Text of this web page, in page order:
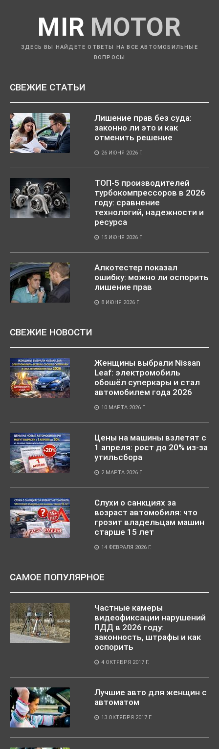
MIR MOTOR
ЗДЕСЬ ВЫ НАЙДЕТЕ ОТВЕТЫ НА ВСЕ АВТОМОБИЛЬНЫЕ
ВОПРОСЫ
СВЕЖИЕ СТАТЬИ
Лишение прав без суда:
законно ли это и как
отменить решение
26 ИЮНЯ 2026 Г.
ТОП-5 производителей
турбокомпрессоров в 2026
году: сравнение
технологий, надежности и
ресурса
15 ИЮНЯ 2026 Г.
Алкотестер показал
ошибку: можно ли оспорить
лишение прав
8 ИЮНЯ 2026 Г.
СВЕЖИЕ НОВОСТИ
Женщины выбрали Nissan
Leaf: электромобиль
обошёл суперкары и стал
автомобилем года 2026
10 МАРТА 2026 Г.
Цены на машины взлетят с
1 апреля: рост до 20% из-за
утильсбора
2 МАРТА 2026 Г.
Слухи о санкциях за
возраст автомобиля: что
грозит владельцам машин
старше 15 лет
14 ФЕВРАЛЯ 2026 Г.
САМОЕ ПОПУЛЯРНОЕ
Частные камеры
видеофиксации нарушений
ПДД в 2026 году:
законность, штрафы и как
оспорить
4 ОКТЯБРЯ 2017 Г.
Лучшие авто для женщин с
автоматом
13 ОКТЯБРЯ 2017 Г.